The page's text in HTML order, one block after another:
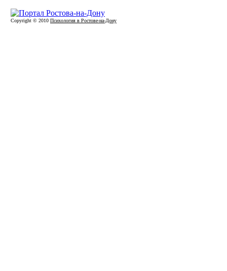
Copyright © 2010 Психология в Ростове-на-Дону